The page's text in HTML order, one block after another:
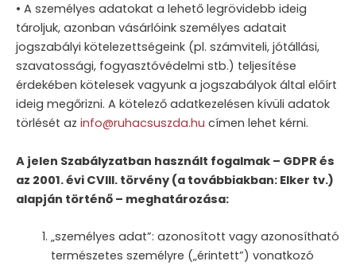
• A személyes adatokat a lehető legrövidebb ideig
tároljuk, azonban vásárlóink személyes adatait
jogszabályi kötelezettségeink (pl. számviteli, jótállási,
szavatossági, fogyasztóvédelmi stb.) teljesítése
érdekében kötelesek vagyunk a jogszabályok által előírt
ideig megőrizni. A kötelező adatkezelésen kívüli adatok
törlését az info@ruhacsuszda.hu címen lehet kérni.
A jelen Szabályzatban használt fogalmak – GDPR és
az 2001. évi CVIII. törvény (a továbbiakban: Elker tv.)
alapján történő – meghatározása:
„személyes adat”: azonosított vagy azonosítható
természetes személyre („érintett”) vonatkozó